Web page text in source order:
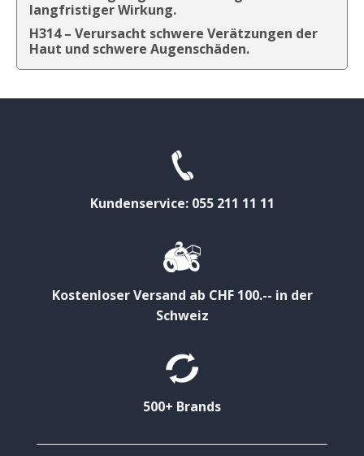
langfristiger Wirkung.
H314 – Verursacht schwere Verätzungen der
Haut und schwere Augenschäden.
Kundenservice: 055 211 11 11
Kostenloser Versand ab CHF 100.-- in der
Schweiz
500+ Brands